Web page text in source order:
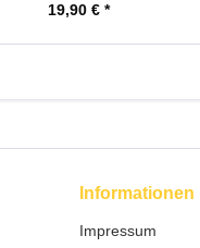
19,90 € *
Informationen
Impressum